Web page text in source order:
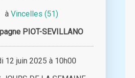
Vincelles (51)
PIOT-SEVILLANO
12 juin 2025 à 10h00